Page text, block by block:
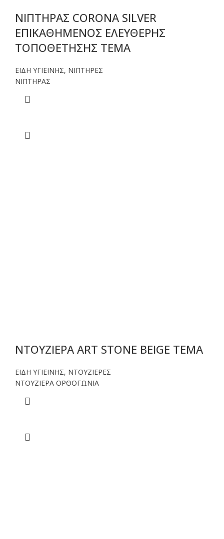
ΝΙΠΤΗΡΑΣ CORONA SILVER
ΕΠΙΚΑΘΗΜΕΝΟΣ ΕΛΕΥΘΕΡΗΣ
ΤΟΠΟΘΕΤΗΣΗΣ TEMA
ΕΙΔΗ ΥΓΙΕΙΝΗΣ, ΝΙΠΤΗΡΕΣ
ΝΙΠΤΗΡΑΣ
ΝΤΟΥΖΙΕΡΑ ART STONE BEIGE TEMA
ΕΙΔΗ ΥΓΙΕΙΝΗΣ, ΝΤΟΥΖΙΕΡΕΣ
NTOYΖΙΕΡΑ ΟΡΘΟΓΩΝΙΑ